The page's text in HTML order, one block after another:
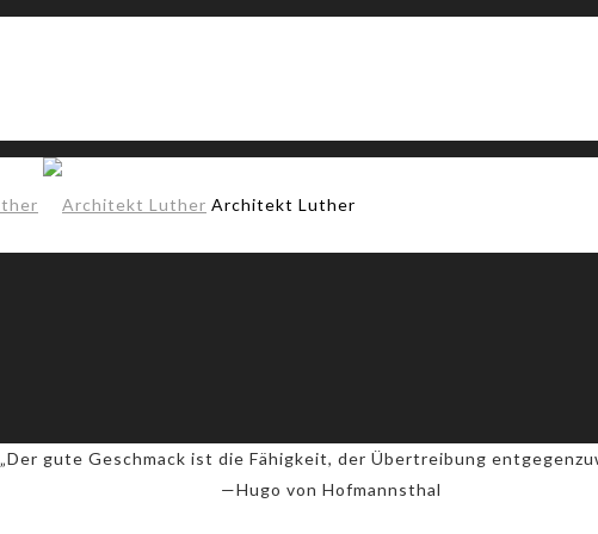
Architekt Luther
„Der gute Geschmack ist die Fähigkeit, der Übertreibung
—Hugo von Hofmannsthal